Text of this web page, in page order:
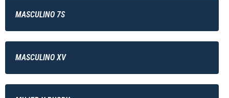
MASCULINO 7S
MASCULINO XV